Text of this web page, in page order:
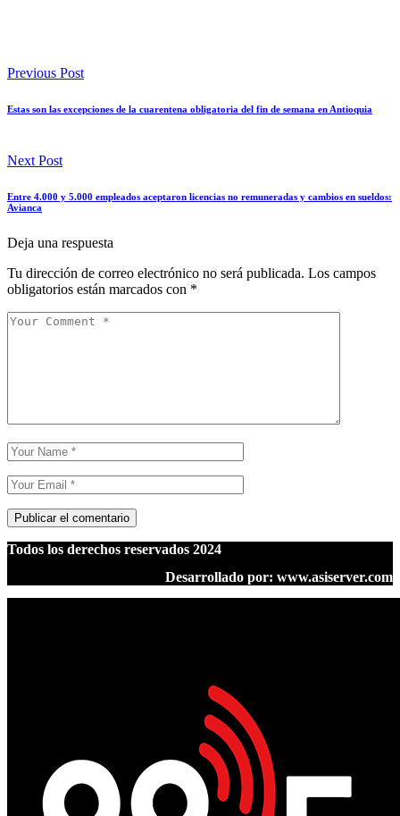
Previous Post
Estas son las excepciones de la cuarentena obligatoria del fin de semana en Antioquia
Next Post
Entre 4.000 y 5.000 empleados aceptaron licencias no remuneradas y cambios en sueldos:
Avianca
Deja una respuesta
Tu dirección de correo electrónico no será publicada. Los campos
obligatorios están marcados con *
Todos los derechos reservados 2024
Desarrollado por: www.asiserver.com